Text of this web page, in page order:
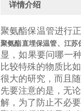
详情介绍
聚氨酯保温管进行
聚氨酯直埋保温管、江苏
显，如果要问哪一
比较特殊的物质比
很大的研究，而且
先要注意的是，无
解，为了防止不必